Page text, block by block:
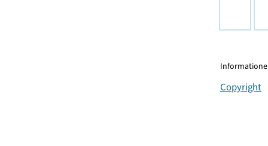
Copyright